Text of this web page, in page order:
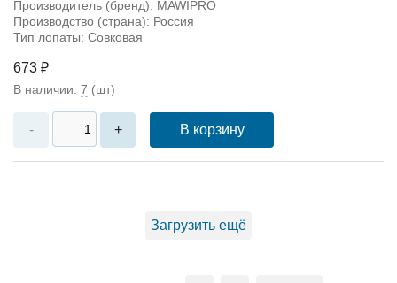
Производитель (бренд): MAWIPRO
Производство (страна): Россия
Тип лопаты: Совковая
673 ₽
В наличии: 7 (шт)
- + В корзину
Загрузить ещё